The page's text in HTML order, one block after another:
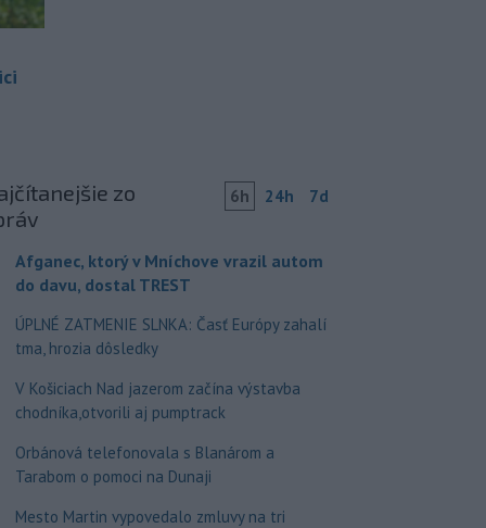
zo
6h 24h 7d
Afganec, ktorý v Mníchove vrazil autom
do davu, dostal TREST
ÚPLNÉ ZATMENIE SLNKA: Časť Európy zahalí
tma, hrozia dôsledky
V Košiciach Nad jazerom začína výstavba
chodníka,otvorili aj pumptrack
Orbánová telefonovala s Blanárom a
Tarabom o pomoci na Dunaji
Mesto Martin vypovedalo zmluvy na tri